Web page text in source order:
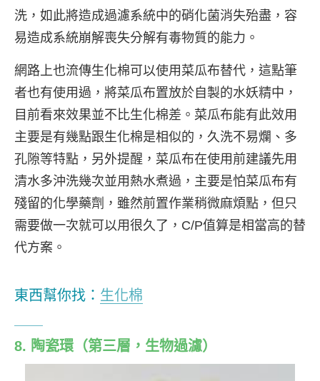
洗，如此將造成過濾系統中的硝化菌消失殆盡，容
易造成系統崩解喪失分解有毒物質的能力。
網路上也流傳生化棉可以使用菜瓜布替代，這點筆
者也有使用過，將菜瓜布置放於自製的水妖精中，
目前看來效果並不比生化棉差。菜瓜布能有此效用
主要是有幾點跟生化棉是相似的，久洗不易爛、多
孔隙等特點，另外提醒，菜瓜布在使用前建議先用
清水多沖洗幾次並用熱水煮過，主要是怕菜瓜布有
殘留的化學藥劑，雖然前置作業稍微麻煩點，但只
需要做一次就可以用很久了，C/P值算是相當高的替
代方案。
東西幫你找： 生化棉
8. 陶瓷環 （第三層，生物過濾）